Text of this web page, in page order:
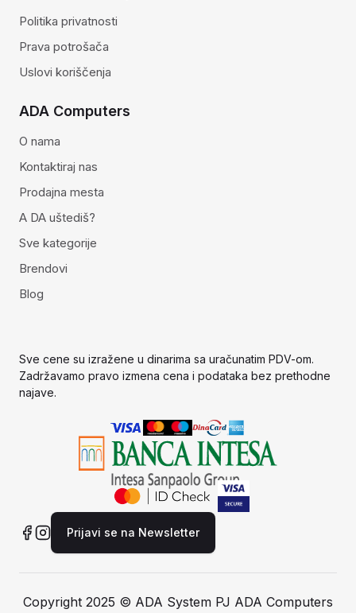
Politika privatnosti
Prava potrošača
Uslovi koriščenja
ADA Computers
O nama
Kontaktiraj nas
Prodajna mesta
A DA uštediš?
Sve kategorije
Brendovi
Blog
Sve cene su izražene u dinarima sa uračunatim PDV-om.
Zadržavamo pravo izmena cena i podataka bez prethodne
najave.
Prijavi se na Newsletter
Copyright 2025 © ADA System PJ ADA Computers